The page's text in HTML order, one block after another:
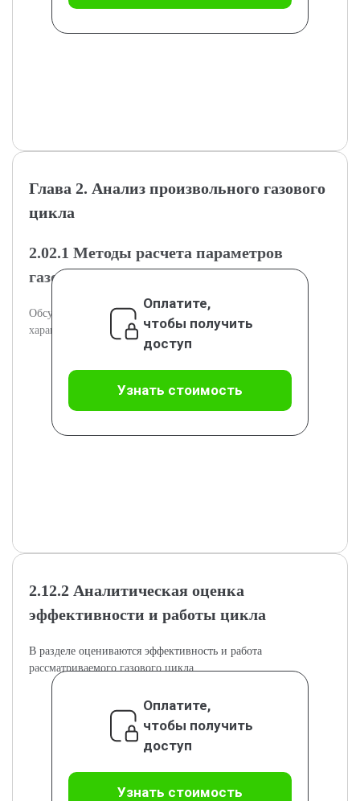
Глава 2. Анализ произвольного газового
цикла
2.02.1 Методы расчета параметров
газового цикла
Обсуждаются методы вычисления параметров и
характеристик газового цикла.
Оплатите,
чтобы получить
доступ
Узнать стоимость
2.12.2 Аналитическая оценка
эффективности и работы цикла
В разделе оцениваются эффективность и работа
рассматриваемого газового цикла.
Оплатите,
чтобы получить
доступ
Узнать стоимость